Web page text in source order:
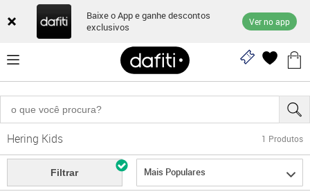
Baixe o App e ganhe descontos
exclusivos
Ver no app
Hering Kids 1 Produtos
Filtrar Mais Populares